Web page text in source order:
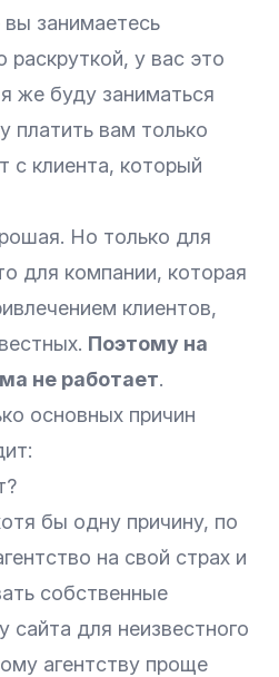
занимаетесь
раскруткой, у вас это
же буду заниматься
платить вам только
с клиента, который
Но только для
для компании, которая
клиентов,
Поэтому на
не работает.
основных причин
бы одну причину, по
на свой страх и
собственные
сайта для неизвестного
агентству проще